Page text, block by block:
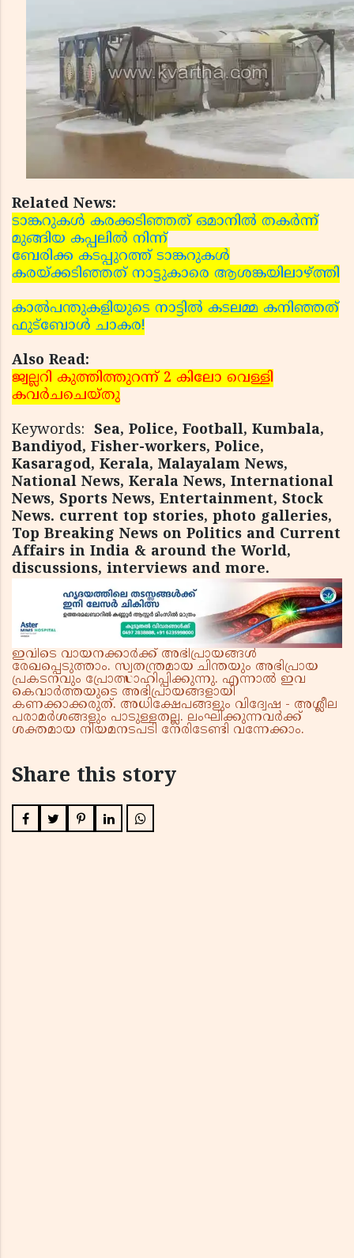
Related News:
ടാങ്കറുകള്‍ കരക്കടിഞ്ഞത് ഒമാനില്‍ തകര്‍ന്ന്
മുങ്ങിയ കപ്പലില്‍ നിന്ന്
ബേരിക്ക കടപ്പുറത്ത് ടാങ്കറുകള്‍
കരയ്ക്കടിഞ്ഞത് നാട്ടുകാരെ ആശങ്കയിലാഴ്ത്തി
കാല്‍പന്തുകളിയുടെ നാട്ടില്‍ കടലമ്മ കനിഞ്ഞത്
ഫുട്‌ബോള്‍ ചാകര!
Also Read:
ജ്വല്ലറി കുത്തിത്തുറന്ന് 2 കിലോ വെള്ളി
കവര്‍ചചെയ്തു
Keywords: Sea, Police, Football, Kumbala,
Bandiyod, Fisher-workers, Police,
Kasaragod, Kerala, Malayalam News,
National News, Kerala News, International
News, Sports News, Entertainment, Stock
News. current top stories, photo galleries,
Top Breaking News on Politics and Current
Affairs in India & around the World,
discussions, interviews and more.
ഇവിടെ വായനക്കാർക്ക് അഭിപ്രായങ്ങൾ
രേഖപ്പെടുത്താം. സ്വതന്ത്രമായ ചിന്തയും അഭിപ്രായ
പ്രകടനവും പ്രോത്സാഹിപ്പിക്കുന്നു. എന്നാൽ ഇവ
കെവാർത്തയുടെ അഭിപ്രായങ്ങളായി
കണക്കാക്കരുത്. അധിക്ഷേപങ്ങളും വിദ്വേഷ - അശ്ലീല
പരാമർശങ്ങളും പാടുള്ളതല്ല. ലംഘിക്കുന്നവർക്ക്
ശക്തമായ നിയമനടപടി നേരിടേണ്ടി വന്നേക്കാം.
Share this story